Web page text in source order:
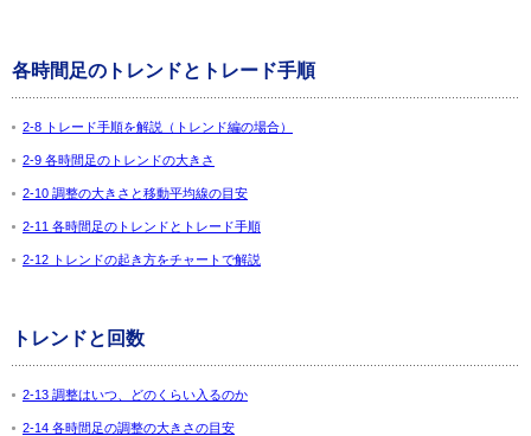
各時間足のトレンドとトレード手順
2-8 トレード手順を解説（トレンド編の場合）
2-9 各時間足のトレンドの大きさ
2-10 調整の大きさと移動平均線の目安
2-11 各時間足のトレンドとトレード手順
2-12 トレンドの起き方をチャートで解説
トレンドと回数
2-13 調整はいつ、どのくらい入るのか
2-14 各時間足の調整の大きさの目安